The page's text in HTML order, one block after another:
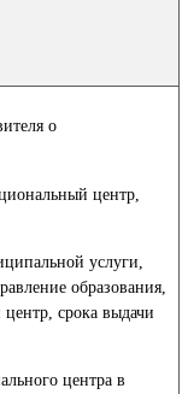
о
центр,
услуги,
образования,
срока выдачи
центра в